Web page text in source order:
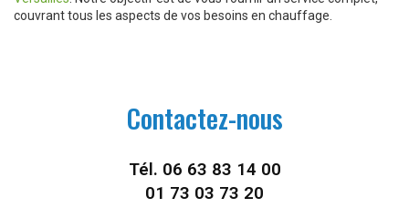
couvrant tous les aspects de vos besoins en chauffage.
Contactez-nous
Tél. 06 63 83 14 00
01 73 03 73 20